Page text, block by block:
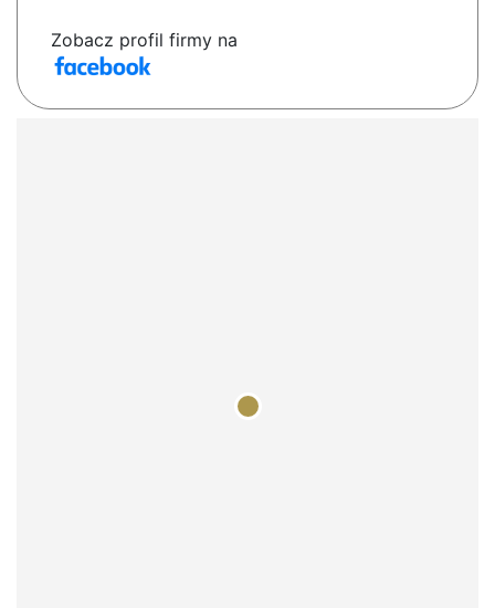
Zobacz profil firmy na